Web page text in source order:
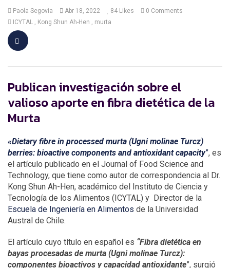
Paola Segovia Abr 18, 2022 84 Likes
0 Comments
ICYTAL
Kong Shun Ah-Hen murta
Publican investigación sobre el
valioso aporte en fibra dietética de la
Murta
«Dietary fibre in processed murta (Ugni molinae Turcz)
berries: bioactive components and antioxidant capacity”, es
el artículo publicado en el Journal of Food Science and
Technology, que tiene como autor de correspondencia al Dr.
Kong Shun Ah-Hen, académico del Instituto de Ciencia y
Tecnología de los Alimentos (ICYTAL) y Director de la
Escuela de Ingeniería en Alimentos de la Universidad
Austral de Chile.
El artículo cuyo título en español es “Fibra dietética en
bayas procesadas de murta (Ugni molinae Turcz):
componentes bioactivos y capacidad antioxidante”, surgió